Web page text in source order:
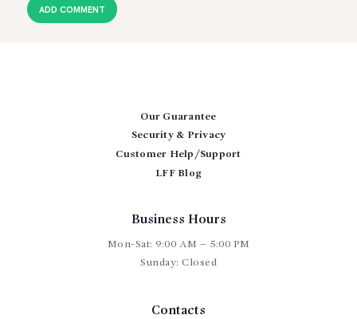
Our Guarantee
Security & Privacy
Customer Help/Support
LFF Blog
Business Hours
Mon-Sat: 9:00 AM – 5:00 PM
Sunday: Closed
Contacts